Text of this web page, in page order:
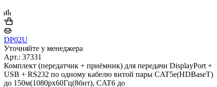
DP02U
Уточняйте у менеджера
Арт.: 37331
Комплект (передатчик + приёмник) для передачи DisplayPort +
USB + RS232 по одному кабелю витой пары CAT5e(HDBaseT)
до 150м(1080px60Гц(8бит), CAT6 до